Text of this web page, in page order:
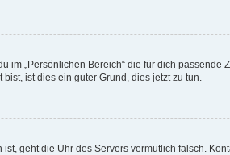
„Persönlichen Bereich“ die für dich passende
ist dies ein guter Grund, dies jetzt zu tun.
geht die Uhr des Servers vermutlich falsch.